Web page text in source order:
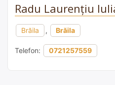
Radu Laurenţiu
Brăila , Brăila
Telefon: 0721257559